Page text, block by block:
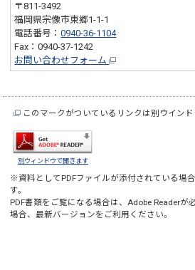
〒811-3492
福岡県宗像市東郷1-1-1
電話番号：0940-36-1104
Fax：0940-37-1242
お問い合わせフォーム
このマークがついているリンクは別ウイン
別ウィンドウで開きます
※資料としてPDFファイルが添付されている場
す。
PDF書類をご覧になる場合は、Adobe Readerが
場合、最新バージョンをご利用ください。